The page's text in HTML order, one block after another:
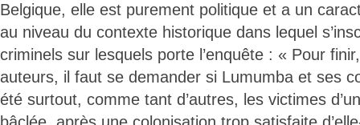
Belgique, elle est purement politique et a un
au niveau du contexte historique dans lequel
criminels sur lesquels porte l’enquête : « Pour
auteurs, il faut se demander si Lumumba et ses
été surtout, comme tant d’autres, les victimes